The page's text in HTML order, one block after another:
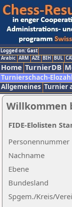
Logged on: Gast
Arabic ARM AZE BIH BUL
Home TurnierDB
Turnierschach-Elozahl
Allgemeines Turnier
Willkommen
Nachname
Ebene
Personennummer
Bundesland
Spgem./Kreis/
FIDE-Elolisten